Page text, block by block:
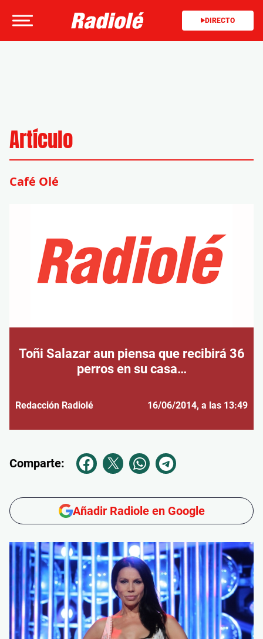
DIRECTO
Artículo
Café Olé
Toñi Salazar aun piensa que recibirá 36
perros en su casa…
Redacción Radiolé 16/06/2014, a las 13:49
Comparte:
Añadir Radiole en Google